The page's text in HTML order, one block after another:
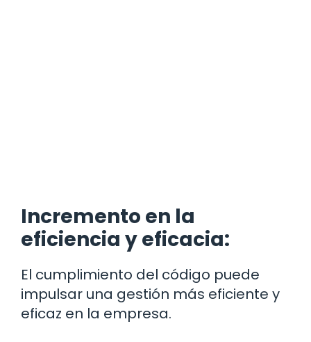
Incremento en la
eficiencia y eficacia:
El cumplimiento del código puede
impulsar una gestión más eficiente y
eficaz en la empresa.